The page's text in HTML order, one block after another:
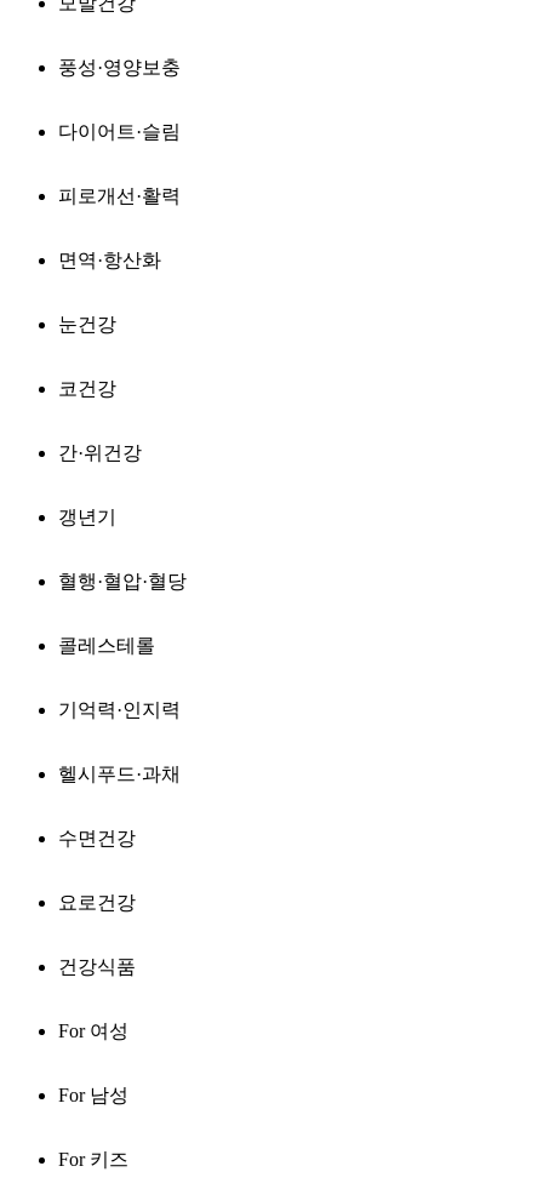
풍성·영양보충
다이어트·슬림
피로개선·활력
면역·항산화
눈건강
코건강
간·위건강
갱년기
혈행·혈압·혈당
콜레스테롤
기억력·인지력
헬시푸드·과채
수면건강
요로건강
건강식품
For 여성
For 남성
For 키즈